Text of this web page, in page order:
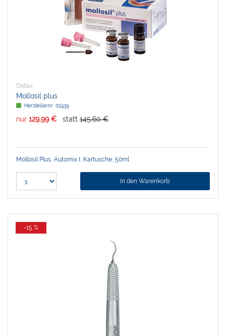
Detax
Mollosil plus
Herstellernr: 02439
nur 129,99 € statt 145,60 €
Mollosil Plus, Automix I, Kartusche, 50ml
In den Warenkorb
-15 %